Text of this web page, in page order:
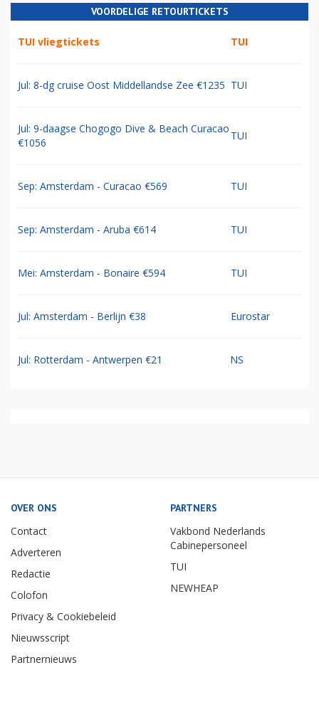
VOORDELIGE RETOURTICKETS
TUI vliegtickets TUI
Jul: 8-dg cruise Oost Middellandse Zee €1235 TUI
Jul: 9-daagse Chogogo Dive & Beach Curacao
€1056
TUI
Sep: Amsterdam - Curacao €569 TUI
Sep: Amsterdam - Aruba €614 TUI
Mei: Amsterdam - Bonaire €594 TUI
Jul: Amsterdam - Berlijn €38 Eurostar
Jul: Rotterdam - Antwerpen €21 NS
OVER ONS
Contact
Adverteren
Redactie
Colofon
Privacy & Cookiebeleid
Nieuwsscript
Partnernieuws
PARTNERS
Vakbond Nederlands
Cabinepersoneel
TUI
NEWHEAP